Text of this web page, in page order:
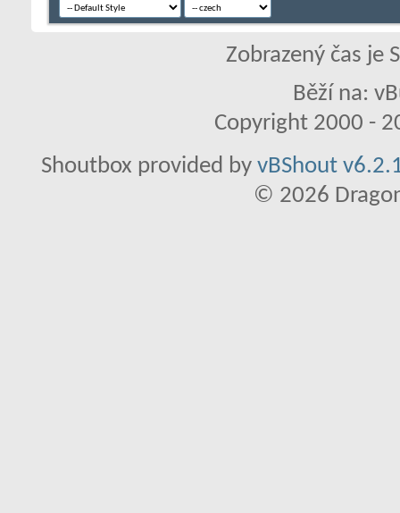
Zobrazený čas je
Běží na:
Copyright 2000 -
Shoutbox provided by vBShout
© 2026